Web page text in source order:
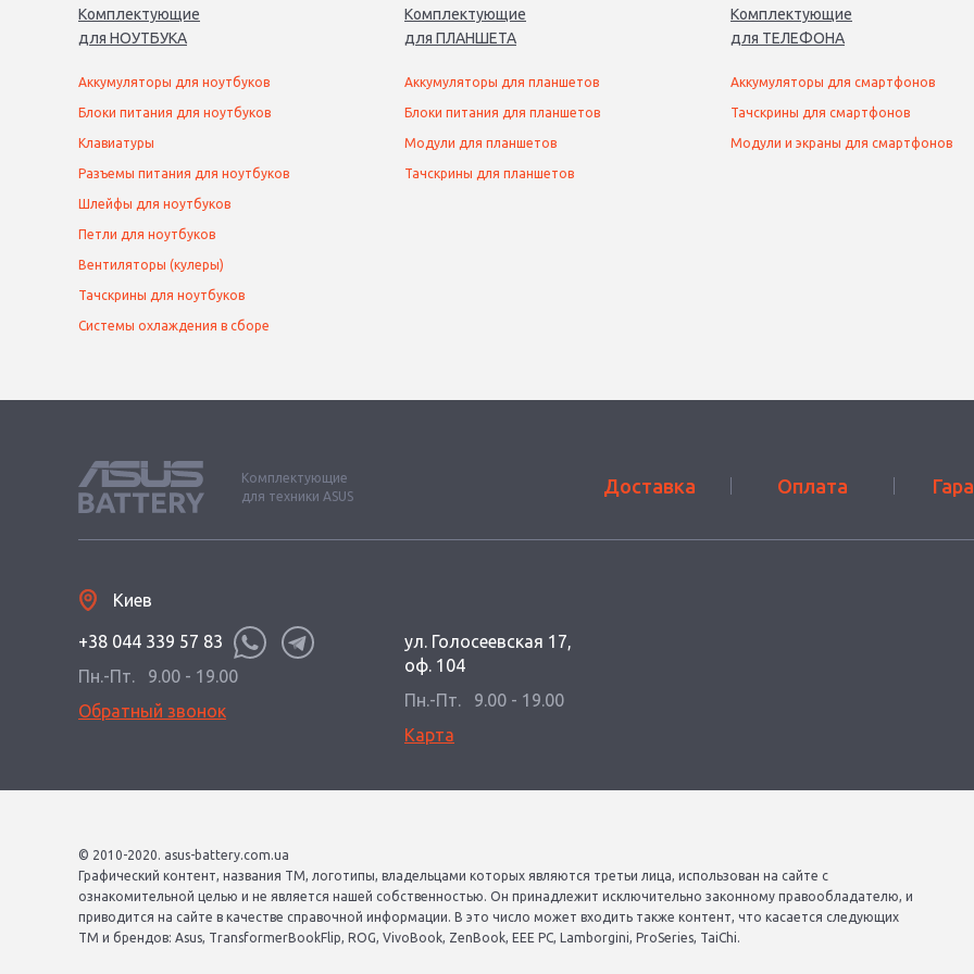
Комплектующие
для НОУТБУКА
Аккумуляторы для ноутбуков
Блоки питания для ноутбуков
Клавиатуры
Разъемы питания для ноутбуков
Шлейфы для ноутбуков
Петли для ноутбуков
Вентиляторы (кулеры)
Тачскрины для ноутбуков
Системы охлаждения в сборе
Комплектующие
для ПЛАНШЕТА
Аккумуляторы для планшетов
Блоки питания для планшетов
Модули для планшетов
Тачскрины для планшетов
Комплектующие
для ТЕЛЕФОНА
Аккумуляторы для смартфонов
Тачскрины для смартфонов
Модули и экраны для смартфонов
Комплектующие
для техники ASUS
Доставка Оплата
Киев
+38 044 339 57 83
Пн.-Пт.
9.00 - 19.00
Обратный звонок
ул. Голосеевская 17,
оф. 104
Пн.-Пт.
9.00 - 19.00
Карта
© 2010-2020. asus-battery.com.ua
Графический контент, названия ТМ, логотипы, владельцами которых являются третьи лица, использован на сайте с
ознакомительной целью и не является нашей собственностью. Он принадлежит исключительно законному правообладателю, и
приводится на сайте в качестве справочной информации. В это число может входить также контент, что касается следующих
ТМ и брендов: Asus, TransformerBookFlip, ROG, VivoBook, ZenBook, EEE PC, Lamborgini, ProSeries, TaiChi.